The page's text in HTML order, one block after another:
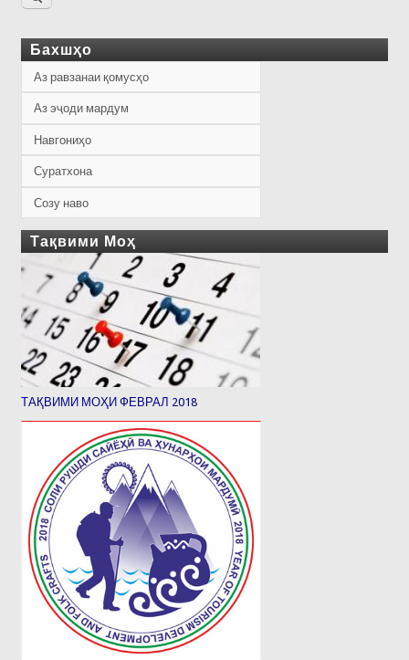
Бахшҳо
Аз равзанаи қомусҳо
Аз эҷоди мардум
Навгониҳо
Суратхона
Созу наво
Тақвими Моҳ
ТАҚВИМИ МОҲИ ФЕВРАЛ 2018